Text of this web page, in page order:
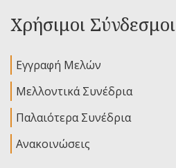
Χρήσιμοι Σύνδεσμοι
Εγγραφή Μελών
Μελλοντικά Συνέδρια
Παλαιότερα Συνέδρια
Ανακοινώσεις